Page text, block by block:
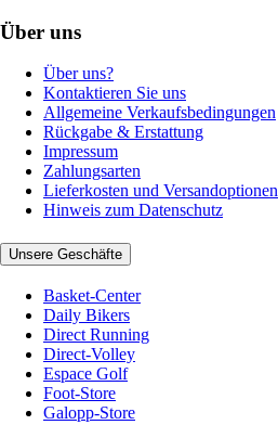
Über uns
Über uns?
Kontaktieren Sie uns
Allgemeine Verkaufsbedingungen
Rückgabe & Erstattung
Impressum
Zahlungsarten
Lieferkosten und Versandoptionen
Hinweis zum Datenschutz
Unsere Geschäfte
Basket-Center
Daily Bikers
Direct Running
Direct-Volley
Espace Golf
Foot-Store
Galopp-Store